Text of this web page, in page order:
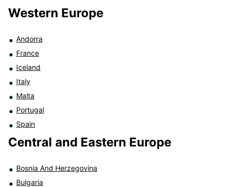
Western Europe
Andorra
France
Iceland
Italy
Malta
Portugal
Spain
Central and Eastern Europe
Bosnia And Herzegovina
Bulgaria